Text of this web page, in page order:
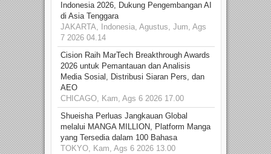
Indonesia 2026, Dukung Pengembangan AI
di Asia Tenggara
JAKARTA, Indonesia, Agustus, Jum, Ags
7 2026 04.14
Cision Raih MarTech Breakthrough Awards
2026 untuk Pemantauan dan Analisis
Media Sosial, Distribusi Siaran Pers, dan
AEO
CHICAGO, Kam, Ags 6 2026 17.00
Shueisha Perluas Jangkauan Global
melalui MANGA MILLION, Platform Manga
yang Tersedia dalam 100 Bahasa
TOKYO, Kam, Ags 6 2026 13.00